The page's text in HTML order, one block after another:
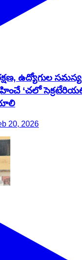
ఉద్యోగుల
‘చలో
20, 2026